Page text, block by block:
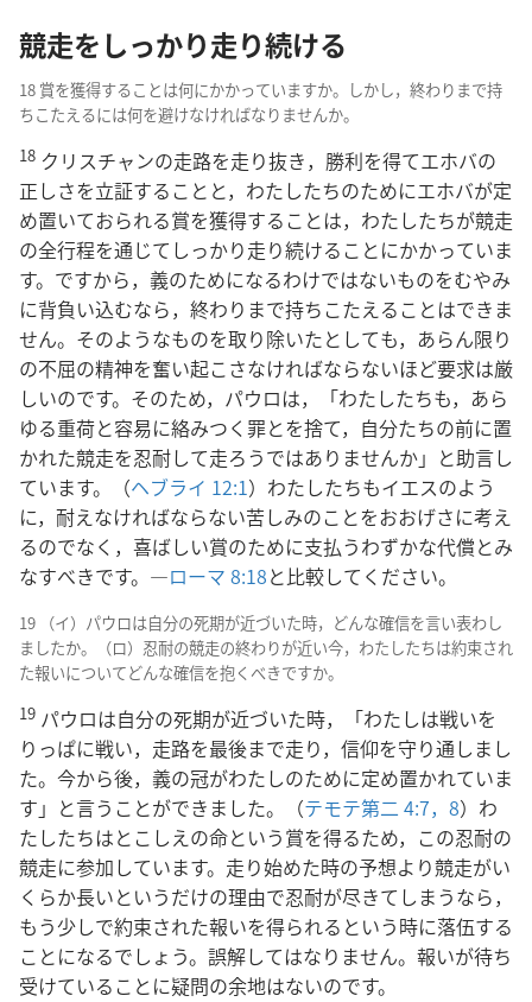
競走をしっかり走り続ける
18 賞を獲得することは何にかかっていますか。しかし，終わりまで持
ちこたえるには何を避けなければなりませんか。
18 クリスチャンの走路を走り抜き，勝利を得てエホバの
正しさを立証することと，わたしたちのためにエホバが定
め置いておられる賞を獲得することは，わたしたちが競走
の全行程を通じてしっかり走り続けることにかかっていま
す。ですから，義のためになるわけではないものをむやみ
に背負い込むなら，終わりまで持ちこたえることはできま
せん。そのようなものを取り除いたとしても，あらん限り
の不屈の精神を奮い起こさなければならないほど要求は厳
しいのです。そのため，パウロは，「わたしたちも，あら
ゆる重荷と容易に絡みつく罪とを捨て，自分たちの前に置
かれた競走を忍耐して走ろうではありませんか」と助言し
ています。（ヘブライ 12:1）わたしたちもイエスのよう
に，耐えなければならない苦しみのことをおおげさに考え
るのでなく，喜ばしい賞のために支払うわずかな代償とみ
なすべきです。―ローマ 8:18と比較してください。
19 （イ）パウロは自分の死期が近づいた時，どんな確信を言い表わし
ましたか。（ロ）忍耐の競走の終わりが近い今，わたしたちは約束され
た報いについてどんな確信を抱くべきですか。
19 パウロは自分の死期が近づいた時，「わたしは戦いを
りっぱに戦い，走路を最後まで走り，信仰を守り通しまし
た。今から後，義の冠がわたしのために定め置かれていま
す」と言うことができました。（テモテ第二 4:7，8）わ
たしたちはとこしえの命という賞を得るため，この忍耐の
競走に参加しています。走り始めた時の予想より競走がい
くらか長いというだけの理由で忍耐が尽きてしまうなら，
もう少しで約束された報いを得られるという時に落伍する
ことになるでしょう。誤解してはなりません。報いが待ち
受けていることに疑問の余地はないのです。